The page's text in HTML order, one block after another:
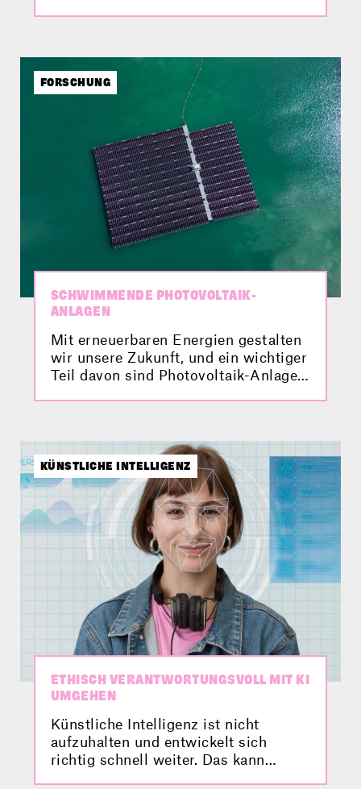
bekommt sie noch einen sogenannten
digitalen Zwilling. Welche Rolle
Drohnen und Hubschrauber dabei
spielen, erfährst du hier im Video.
FORSCHUNG
SCHWIMMENDE PHOTOVOLTAIK-
ANLAGEN
Mit erneuerbaren Energien gestalten
wir unsere Zukunft, und ein wichtiger
Teil davon sind Photovoltaik-Anlagen.
welche Vorteile und Hürden damit
verbunden sind, erfahrt ihr hier im
Video.
KÜNSTLICHE INTELLIGENZ
ETHISCH VERANTWORTUNGSVOLL MIT KI
UMGEHEN
Künstliche Intelligenz ist nicht
aufzuhalten und entwickelt sich
richtig schnell weiter. Das kann